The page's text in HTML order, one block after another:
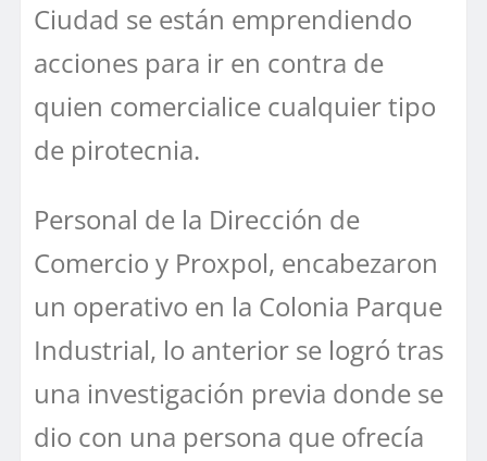
Ciudad se están emprendiendo
acciones para ir en contra de
quien comercialice cualquier tipo
de pirotecnia.
Personal de la Dirección de
Comercio y Proxpol, encabezaron
un operativo en la Colonia Parque
Industrial, lo anterior se logró tras
una investigación previa donde se
dio con una persona que ofrecía